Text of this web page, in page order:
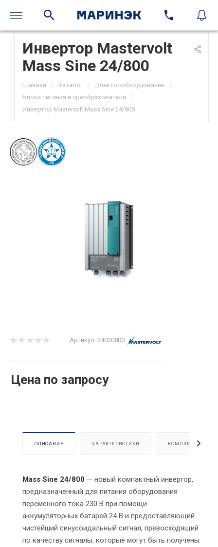
Инвертор Mastervolt
Mass Sine 24/800
Главная / Каталог / Электрооборудование /
Блоки питания и преобразователи /
Инвертор Mastervolt Mass Sine 24/800
Артикул: 24020800
Цена по запросу
ОПИСАНИЕ ХАРАКТЕРИСТИКИ КОМПЛЕКТАЦИЯ
Mass Sine 24/800 — новый компактный инвертор,
предназначенный для питания оборудования
переменного тока 230 В при помощи
аккумуляторных батарей 24 В и предоставляющий
чистейший синусоидальный сигнал, превосходящий
по качеству сигналы, которые могут быть получены